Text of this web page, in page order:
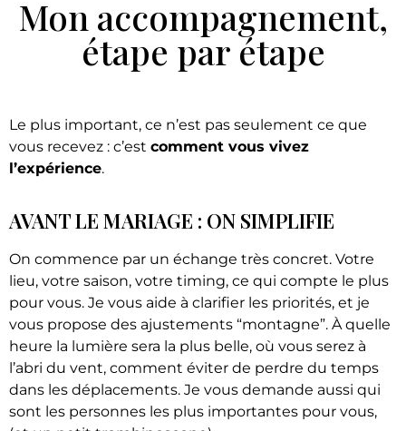
Mon accompagnement,
étape par étape
Le plus important, ce n’est pas seulement ce que
vous recevez : c’est comment vous vivez
l’expérience.
AVANT LE MARIAGE : ON SIMPLIFIE
On commence par un échange très concret. Votre
lieu, votre saison, votre timing, ce qui compte le plus
pour vous. Je vous aide à clarifier les priorités, et je
vous propose des ajustements “montagne”. À quelle
heure la lumière sera la plus belle, où vous serez à
l’abri du vent, comment éviter de perdre du temps
dans les déplacements. Je vous demande aussi qui
sont les personnes les plus importantes pour vous,